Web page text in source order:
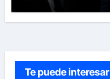
Te puede interesar